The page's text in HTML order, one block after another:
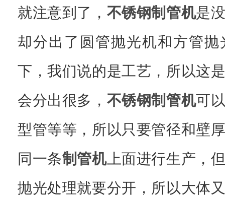
就注意到了， 不锈钢制管机是
却分出了圆管抛光机和方管
下，我们说的是工艺，所以这
会分出很多， 不锈钢制管机可
型管等等，所以只要管径和壁
同一条制管机上面进行生产，
抛光处理就要分开，所以大体